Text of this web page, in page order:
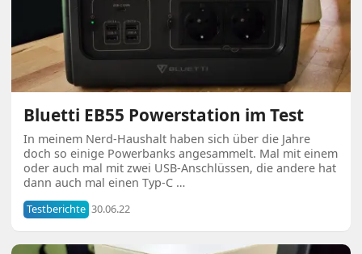
Bluetti EB55 Powerstation im Test
In meinem Nerd-Haushalt haben sich über die Jahre
doch so einige Powerbanks angesammelt. Mal mit einem
oder auch mal mit zwei USB-Anschlüssen, die andere hat
dann auch mal einen Typ-C …
Testberichte 30.06.22